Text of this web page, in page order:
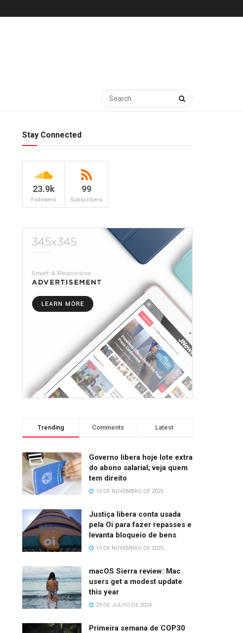
Stay Connected
23.9k
Followers
99
Subscribers
Trending Comments Latest
Governo libera hoje lote extra
do abono salarial; veja quem
tem direito
15 DE NOVEMBRO DE 2025
Justiça libera conta usada
pela Oi para fazer repasses e
levanta bloqueio de bens
15 DE NOVEMBRO DE 2025
macOS Sierra review: Mac
users get a modest update
this year
29 DE JULHO DE 2024
Primeira semana de COP30